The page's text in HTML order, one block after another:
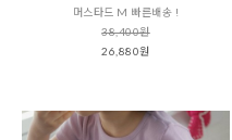
머스타드 M 빠른배송 !
38,400원
26,880원